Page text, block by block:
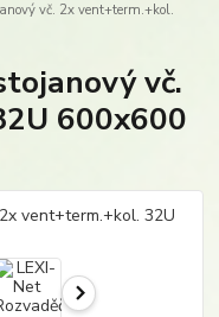
vč. 2x vent+term.+kol.
vč.
600x600